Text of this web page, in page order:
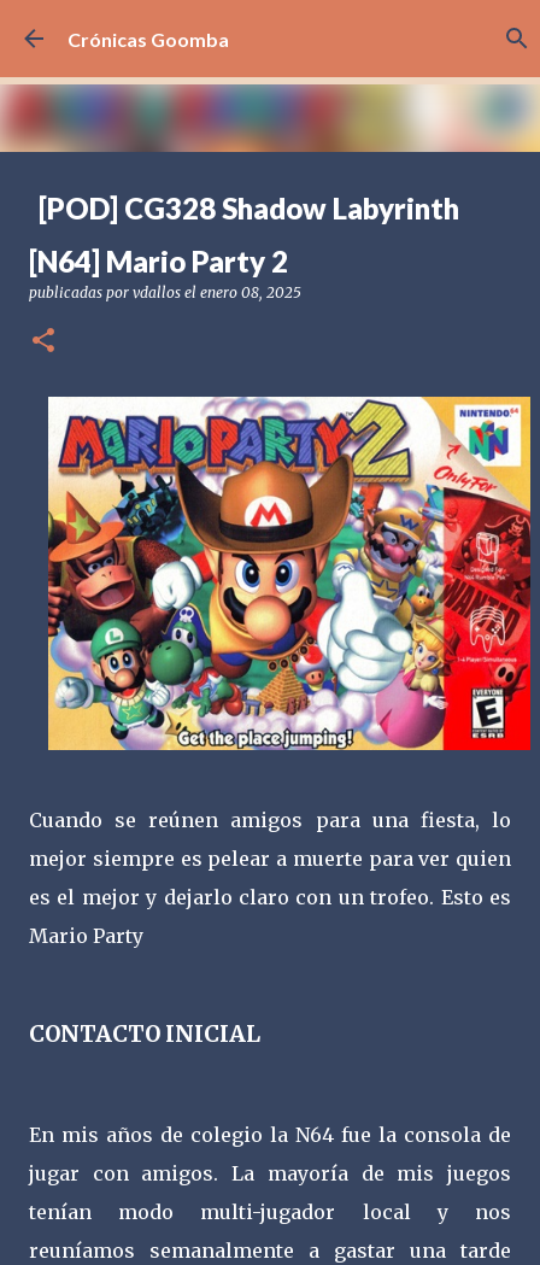
Ir al contenido principal
Crónicas Goomba
[POD] CG328 Shadow Labyrinth
[PS5] PLAYSTATION 5 BANDAI NAMCO
[N64] Mario Party 2
publicadas por vdallos el enero 08, 2025
Cuando se reúnen amigos para una fiesta, lo
mejor siempre es pelear a muerte para ver quien
es el mejor y dejarlo claro con un trofeo. Esto es
Mario Party
CONTACTO INICIAL
En mis años de colegio la N64 fue la consola de
jugar con amigos. La mayoría de mis juegos
tenían modo multi-jugador local y nos
reuníamos semanalmente a gastar una tarde